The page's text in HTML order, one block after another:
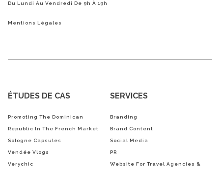
Du Lundi Au Vendredi De 9h À 19h
Mentions Légales
ÉTUDES DE CAS
Promoting The Dominican
Republic In The French Market
Sologne Capsules
Vendée Vlogs
Verychic
SERVICES
Branding
Brand Content
Social Media
PR
Website For Travel Agencies &